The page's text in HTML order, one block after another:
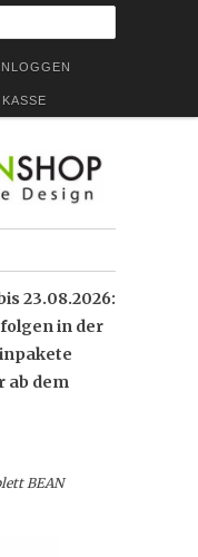
KASSE
23.08.2026:
in der
ab dem
BEAN